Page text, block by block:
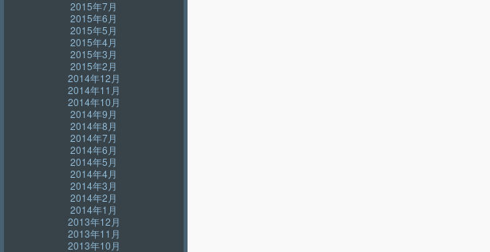
2015年7月
2015年6月
2015年5月
2015年4月
2015年3月
2015年2月
2014年12月
2014年11月
2014年10月
2014年9月
2014年8月
2014年7月
2014年6月
2014年5月
2014年4月
2014年3月
2014年2月
2014年1月
2013年12月
2013年11月
2013年10月